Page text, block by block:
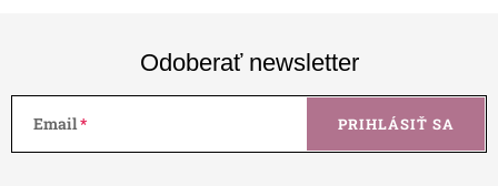
Odoberať newsletter
Email PRIHLÁSIŤ SA